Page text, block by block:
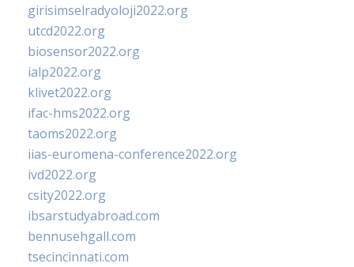
girisimselradyoloji2022.org
utcd2022.org
biosensor2022.org
ialp2022.org
klivet2022.org
ifac-hms2022.org
taoms2022.org
iias-euromena-conference2022.org
ivd2022.org
csity2022.org
ibsarstudyabroad.com
bennusehgall.com
tsecincinnati.com